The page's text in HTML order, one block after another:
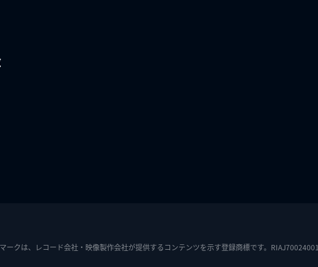
ークは、レコード会社・映像製作会社が提供するコンテンツを示す登録商標です。RIAJ70024001